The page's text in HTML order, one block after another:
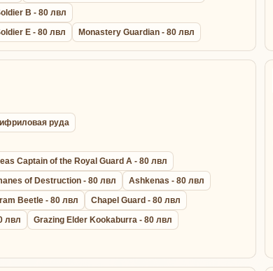
B - 80 лвл
E - 80 лвл
Monastery Guardian - 80 лвл
руда
Captain of the Royal Guard A - 80 лвл
of Destruction - 80 лвл
Ashkenas - 80 лвл
Beetle - 80 лвл
Chapel Guard - 80 лвл
лвл
Grazing Elder Kookaburra - 80 лвл